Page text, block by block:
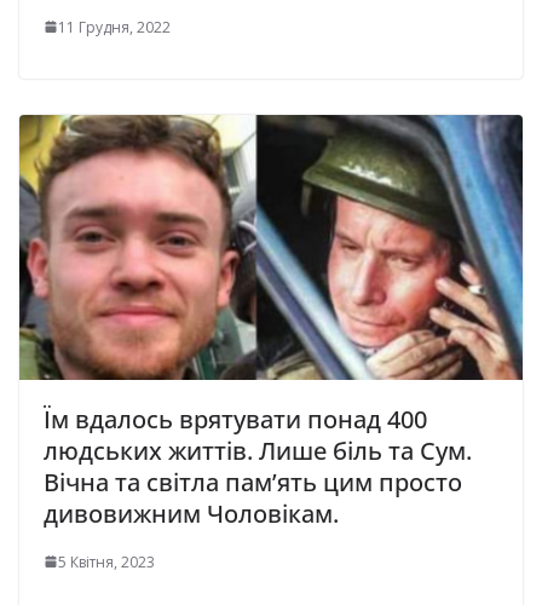
11 Грудня, 2022
Їм вдалось врятувати понад 400
людських життів. Лише біль та Сум.
Вічна та світла пам’ять цим просто
дивовижним Чоловікам.
5 Квітня, 2023